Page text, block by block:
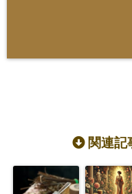
関連記